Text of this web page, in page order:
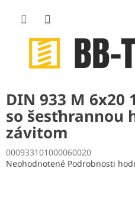
obsah
DIN 933 M 6x20
so šesťhrannou
závitom
000933101000060020
Priemerné
Neohodnotené Podrobnosti